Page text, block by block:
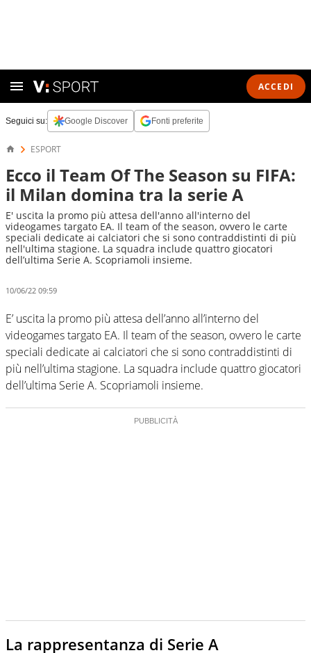
ACCEDI
Seguici su: Google Discover Fonti preferite
ESPORT
Ecco il Team Of The Season su FIFA:
il Milan domina tra la serie A
E' uscita la promo più attesa dell'anno all'interno del
videogames targato EA. Il team of the season, ovvero le carte
speciali dedicate ai calciatori che si sono contraddistinti di più
nell'ultima stagione. La squadra include quattro giocatori
dell’ultima Serie A. Scopriamoli insieme.
10/06/22 09:59
E’ uscita la promo più attesa dell’anno all’interno del
videogames targato EA. Il team of the season, ovvero le carte
speciali dedicate ai calciatori che si sono contraddistinti di
più nell’ultima stagione. La squadra include quattro giocatori
dell’ultima Serie A. Scopriamoli insieme.
La rappresentanza di Serie A